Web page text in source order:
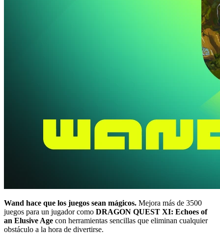
Wand hace que los juegos sean mágicos. Mejora más de 3500
juegos para un jugador como DRAGON QUEST XI: Echoes of
an Elusive Age con herramientas sencillas que eliminan cualquier
obstáculo a la hora de divertirse.